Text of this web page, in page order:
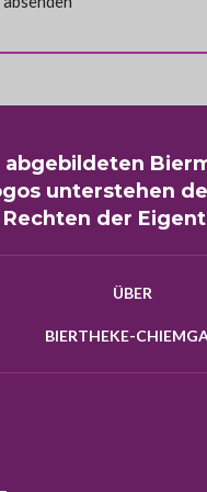
abgebildeten
unterstehen
Rechten der
ÜBER
BIERTHEKE-